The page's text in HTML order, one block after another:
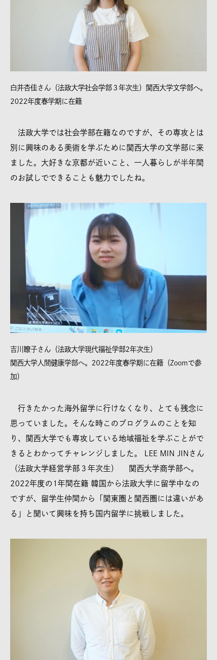
白井杏佳さん（法政大学社会学部３年次生）関西大学文学部へ。
2022年度春学期に在籍
法政大学では社会学部在籍なのですが、その専攻とは
別に興味のある美術を学ぶために関西大学の文学部に来
ました。大好きな京都が近いこと、一人暮らしが半年間
のお試しでできることも魅力でしたね。
吉川瞭子さん（法政大学現代福祉学部2年次生）
関西大学人間健康学部へ。2022年度春学期に在籍（Zoomで参
加）
行きたかった海外留学に行けなくなり、とても残念に
思っていました。そんな時このプログラムのことを知
り、関西大学でも専攻している地域福祉を学ぶことがで
きるとわかってチャレンジしました。 LEE MIN JINさん
（法政大学経営学部３年次生） 関西大学商学部へ。
2022年度の1年間在籍 韓国から法政大学に留学中なの
ですが、留学生仲間から「関東圏と関西圏には違いがあ
る」と聞いて興味を持ち国内留学に挑戦しました。